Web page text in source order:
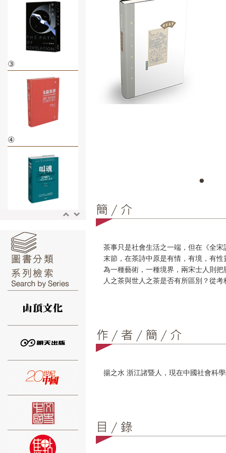
③
④
⑥
茶事只是社會生活之一端，但在《全
末節，在茶詩中原是有情，有境，有
為一種藝術，一種境界，兩宋士人則把
人之茶與世人之茶是否有所區別？從
揚之水 浙江諸暨人，現在中國社會科